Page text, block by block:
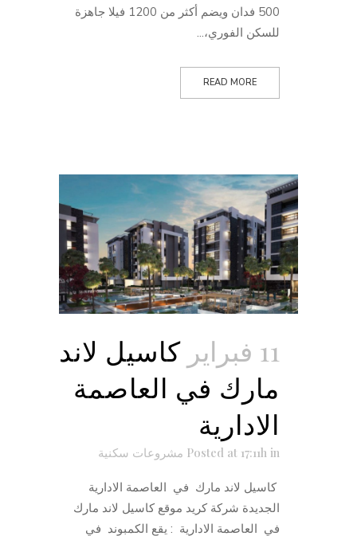
500 فدان ويضم أكثر من 1200 فيلا جاهزة
للسكن الفوري،...
READ MORE
11 فبراير
كاسيل لاند
مارك في العاصمة
الادارية
Posted at 17:11h in مشروعات سكنية
كاسيل لاند مارك في العاصمة الادارية
الجديدة شركة كريد موقع كاسيل لاند مارك
في العاصمة الادارية : يقع الكمبوند في